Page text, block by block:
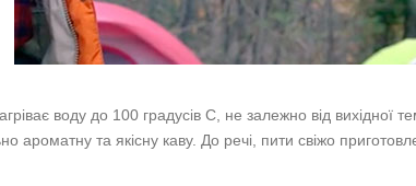
воду до 100 градусів С, не залежно від вихідної
ароматну та якісну каву. До речі, пити свіжо